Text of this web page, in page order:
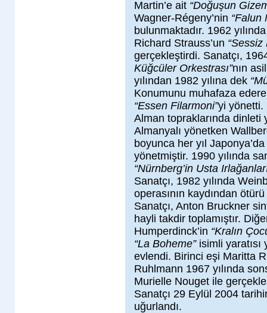
Martin’e ait “Doğuşun
Wagner-Régeny’nin “Falun
bulunmaktadır. 1962
Richard Strauss’un “Sessiz
gerçekleştirdi. Sanatçı,
Küğcüler Orkestrası”nın
yılından 1982 yılına dek
Konumunu muhafaza
“Essen Filarmoni”yi yönetti.
Alman topraklarında dinleti
Almanyalı yönetken
boyunca her yıl Japonya’da
yönetmiştir. 1990 yılında
“Nürnberg’in Usta
Sanatçı, 1982 yılında
operasının kaydından
Sanatçı, Anton Bruckner
hayli takdir toplamıştır.
Humperdinck’in “Kralın
“La Boheme” isimli
evlendi. Birinci eşi Maritta
Ruhlmann 1967 yılında
Murielle Nouget ile
Sanatçı 29 Eylül 2004
uğurlandı.